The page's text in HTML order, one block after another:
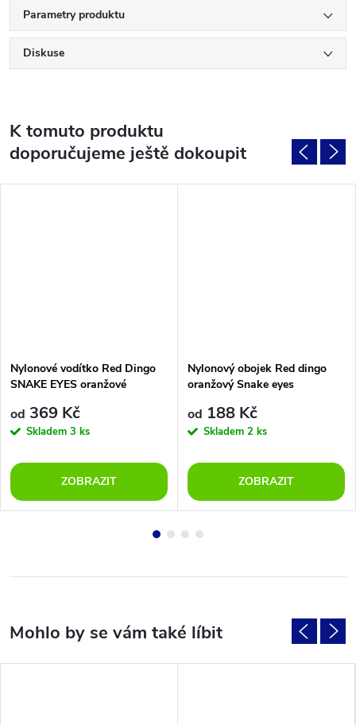
Parametry produktu
Diskuse
K tomuto produktu
doporučujeme ještě dokoupit
Nylonové vodítko Red Dingo
SNAKE EYES oranžové
od 369 Kč
Skladem 3 ks
ZOBRAZIT
Nylonový obojek Red dingo
oranžový Snake eyes
od 188 Kč
Skladem 2 ks
ZOBRAZIT